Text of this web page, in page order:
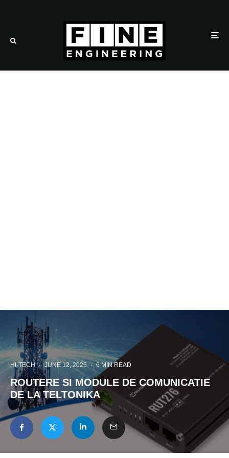
HI-TECH · JUNE 12, 2026 · 6 MIN READ
ROUTERE SI MODULE DE COMUNICATIE
DE LA TELTONIKA